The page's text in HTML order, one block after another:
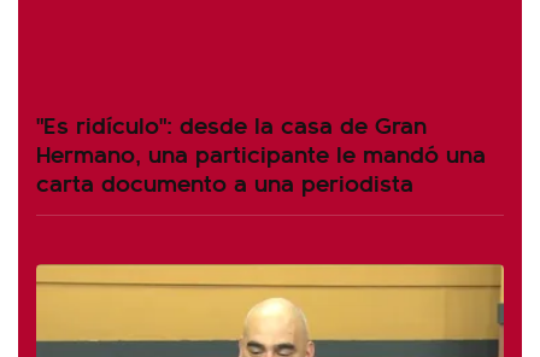
"Es ridículo": desde la casa de Gran
Hermano, una participante le mandó una
carta documento a una periodista